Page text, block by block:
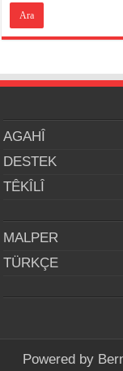
AGAHÎ
DESTEK
TÊKÎLÎ
MALPER
TÜRKÇE
Powered by